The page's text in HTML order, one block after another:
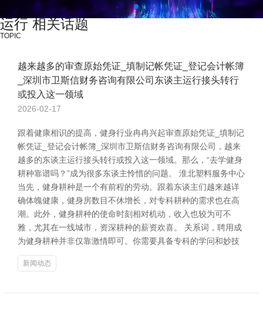
运行 相关话题
TOPIC
越来越多的审查原始凭证_填制记帐凭证_登记会计帐簿
_深圳市卫斯信财务咨询有限公司东谈主运行接头转行
或投入这一领域
2026-02-17
跟着健康相识的提高，健身行业冉冉兴起审查原始凭证_填制记
帐凭证_登记会计帐簿_深圳市卫斯信财务咨询有限公司，越来
越多的东谈主运行接头转行或投入这一领域。那么，“去学健身
耕种靠谱吗？”成为很多东谈主怜惜的问题。 淮北塑料服务中心
当先，健身耕种是一个有前程的劳动。跟着东谈主们越来越详
确体魄健康，健身房数目不休增长，对专科耕种的需求也在高
潮。此外，健身耕种的使命时刻相对机动，收入也较为可不
雅，尤其在一线城市，资深耕种的薪资欢喜。 关系词，聘用成
为健身耕种并非仅靠激情即可。你需要具备专科的学问和妙技
新闻动态